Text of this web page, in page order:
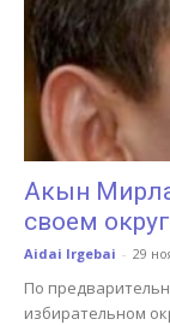
Акын
своем
Aidai Irgebai - 29
По
избирательном